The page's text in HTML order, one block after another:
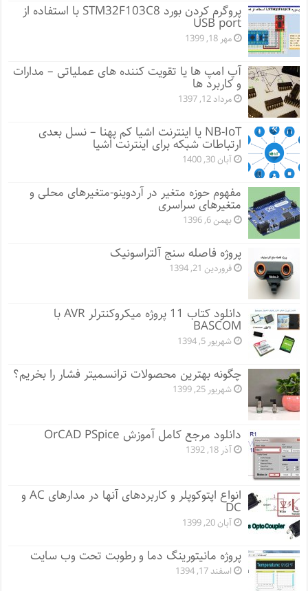
پروگرم کردن بورد STM32F103C8 با استفاده از
USB port
مهر 18, 1399
آپ امپ ها یا تقویت کننده های عملیاتی – مدارات
و کاربرد ها
مرداد 12, 1397
NB-IoT یا اینترنت اشیا کم پهنا – نسل بعدی
ارتباطات شبکه برای اینترنت اشیا
آبان 30, 1400
مفهوم حوزه متغیر در آردوینو-متغیرهای محلی و
متغیرهای سراسری
بهمن 6, 1396
پروژه فاصله سنج آلتراسونیک
فروردین 21, 1394
دانلود کتاب 11 پروژه میکروکنترلر AVR با
BASCOM
شهریور 5, 1394
چگونه بهترین محصولات ترانسمیتر فشار را بخریم؟
شهریور 25, 1399
دانلود مرجع کامل آموزش OrCAD PSpice
آذر 18, 1392
انواع اپتوکوپلر و کاربردهای آنها در مدارهای AC و
DC
آبان 20, 1399
پروژه مانيتورينگ دما و رطوبت تحت وب سایت
اسفند 17, 1394